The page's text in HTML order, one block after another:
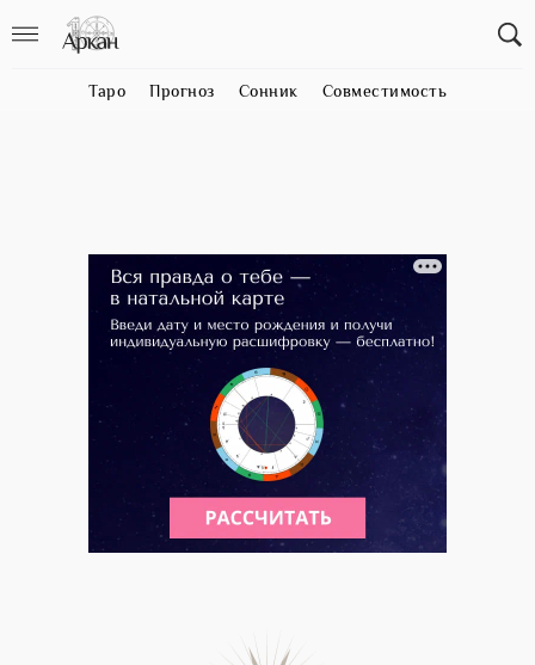
Таро Прогноз Сонник Совместимость